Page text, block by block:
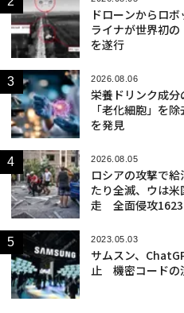
ドローンからロ
ライナが世界初の
を遂行
2026.08.06
栄養ドリンク成
「老化細胞」を
を発見
2026.08.05
ロシアの攻撃で
たり全滅、ウは
走 全面侵攻1623
2023.05.03
サムスン、
止 機密コードの